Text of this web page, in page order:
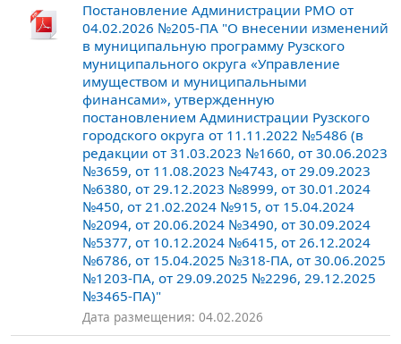
Постановление Администрации РМО от
04.02.2026 №205-ПА "О внесении изменений
в муниципальную программу Рузского
муниципального округа «Управление
имуществом и муниципальными
финансами», утвержденную
постановлением Администрации Рузского
городского округа от 11.11.2022 №5486 (в
редакции от 31.03.2023 №1660, от 30.06.2023
№3659, от 11.08.2023 №4743, от 29.09.2023
№6380, от 29.12.2023 №8999, от 30.01.2024
№450, от 21.02.2024 №915, от 15.04.2024
№2094, от 20.06.2024 №3490, от 30.09.2024
№5377, от 10.12.2024 №6415, от 26.12.2024
№6786, от 15.04.2025 №318-ПА, от 30.06.2025
№1203-ПА, от 29.09.2025 №2296, 29.12.2025
№3465-ПА)"
Дата размещения: 04.02.2026